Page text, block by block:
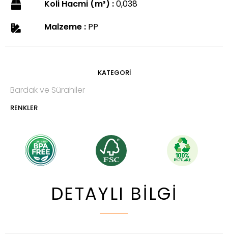
Koli Hacmi (m³) :0,038
Malzeme : PP
KATEGORİ
Bardak ve Sürahiler
RENKLER
DETAYLI BİLGİ